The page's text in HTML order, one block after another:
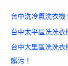
台中洗冷氣洗衣機
台中太平區洗洗衣
台中大里區洗洗衣
髒污！